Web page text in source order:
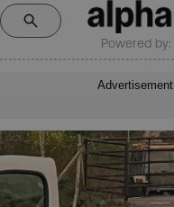
Powered by:
Advertisement